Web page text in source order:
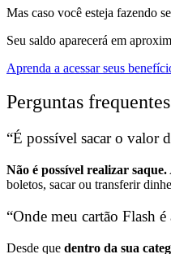
Mas caso você esteja fazendo
Seu saldo aparecerá em
Aprenda a acessar seus
Perguntas
“É possível sacar o valor
Não é possível realizar saque.
boletos, sacar ou transferir
“Onde meu cartão Flash é
Desde que dentro da sua